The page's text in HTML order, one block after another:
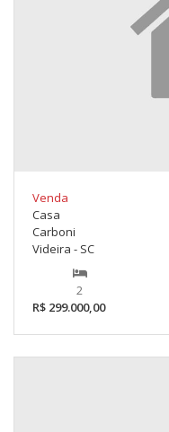
Venda
Casa
Carboni
Videira - SC
2
R$ 299.000,00